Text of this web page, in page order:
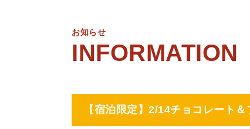
お知らせ
【宿泊限定】2/14チョコレート